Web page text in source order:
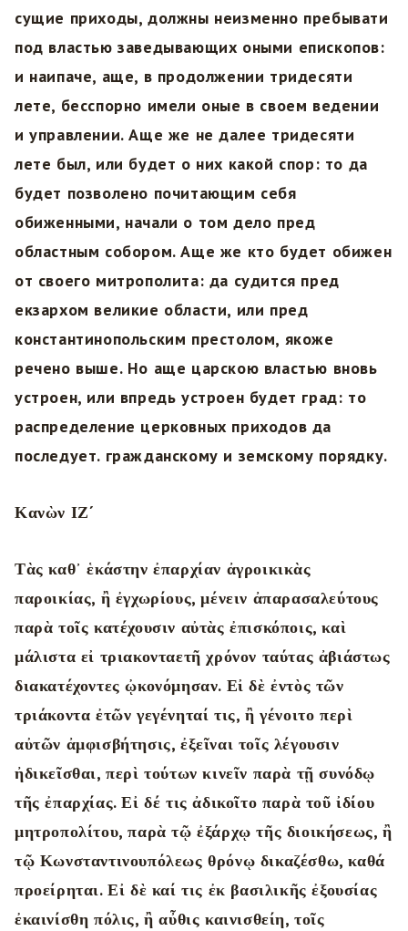
сущие приходы, должны неизменно пребывати
под властью заведывающих оными епископов:
и наипаче, аще, в продолжении тридесяти
лете, бесспорно имели оные в своем ведении
и управлении. Аще же не далее тридесяти
лете был, или будет о них какой спор: то да
будет позволено почитающим себя
обиженными, начали о том дело пред
областным собором. Аще же кто будет обижен
от своего митрополита: да судится пред
екзархом великие области, или пред
константинопольским престолом, якоже
речено выше. Но аще царскою властью вновь
устроен, или впредь устроен будет град: то
распределение церковных приходов да
последует. гражданскому и земскому порядку.
Κανὼν ΙΖ´
Τὰς καθ᾿ ἑκάστην ἐπαρχίαν ἀγροικικὰς
παροικίας, ἢ ἐγχωρίους, μένειν ἀπαρασαλεύτους
παρὰ τοῖς κατέχουσιν αὐτὰς ἐπισκόποις, καὶ
μάλιστα εἰ τριακονταετῆ χρόνον ταύτας ἀβιάστως
διακατέχοντες ᾠκονόμησαν. Εἰ δὲ ἐντὸς τῶν
τριάκοντα ἐτῶν γεγένηταί τις, ἢ γένοιτο περὶ
αὐτῶν ἀμφισβήτησις, ἐξεῖναι τοῖς λέγουσιν
ἠδικεῖσθαι, περὶ τούτων κινεῖν παρὰ τῇ συνόδῳ
τῆς ἐπαρχίας. Εἰ δέ τις ἀδικοῖτο παρὰ τοῦ ἰδίου
μητροπολίτου, παρὰ τῷ ἐξάρχῳ τῆς διοικήσεως, ἢ
τῷ Κωνσταντινουπόλεως θρόνῳ δικαζέσθω, καθά
προείρηται. Εἰ δὲ καί τις ἐκ βασιλικῆς ἐξουσίας
ἐκαινίσθη πόλις, ἢ αὖθις καινισθείη, τοῖς